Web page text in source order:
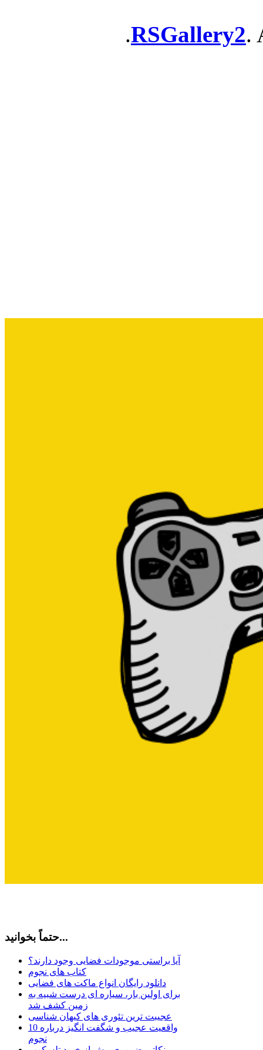
RSGallery2.
حتماً بخوانید...
آیا براستی موجودات فضایی وجود دارند؟
کتاب های نجوم
دانلود رایگان انواع ماکت های فضایی
برای اولین بار، سیاره ای درست شبیه به
زمین کشف شد
عجیبت ترین تئوری های کیهان شناسی
10 واقعیت عجیب و شگفت انگیز درباره
نجوم